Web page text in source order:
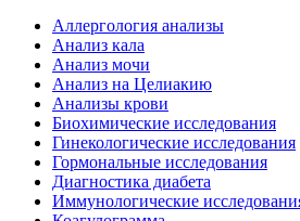
Аллергология анализы
Анализ кала
Анализ мочи
Анализ на Целиакию
Анализы крови
Биохимические исследования
Гинекологические исследования
Гормональные исследования
Диагностика диабета
Иммунологические